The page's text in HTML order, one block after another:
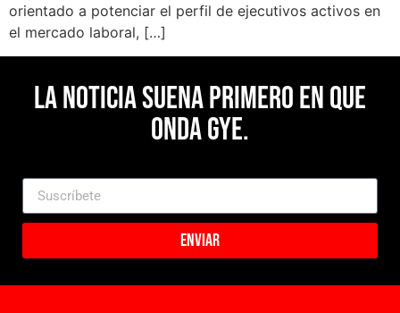
orientado a potenciar el perfil de ejecutivos activos en
el mercado laboral, […]
La noticia suena primero en Que
Onda Gye.
Enviar